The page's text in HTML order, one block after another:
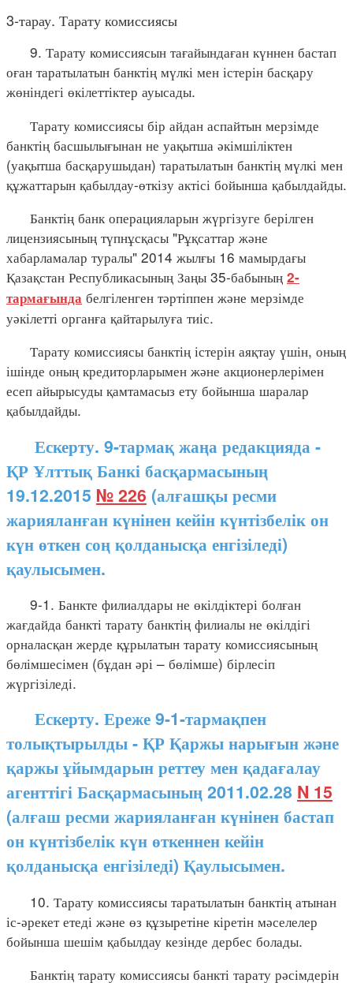
3-тарау. Тарату комиссиясы
9. Тарату комиссиясын тағайындаған күннен бастап
оған таратылатын банктің мүлкі мен істерін басқару
жөніндегі өкілеттіктер ауысады.
Тарату комиссиясы бір айдан аспайтын мерзімде
банктің басшылығынан не уақытша әкімшіліктен
(уақытша басқарушыдан) таратылатын банктің мүлкі мен
құжаттарын қабылдау-өткізу актісі бойынша қабылдайды.
Банктің банк операцияларын жүргізуге берілген
лицензиясының түпнұсқасы "Рұқсаттар және
хабарламалар туралы" 2014 жылғы 16 мамырдағы
Қазақстан Республикасының Заңы 35-бабының 2-
тармағында белгіленген тәртіппен және мерзімде
уәкілетті органға қайтарылуға тиіс.
Тарату комиссиясы банктің істерін аяқтау үшін, оның
ішінде оның кредиторларымен және акционерлерімен
есеп айырысуды қамтамасыз ету бойынша шаралар
қабылдайды.
Ескерту. 9-тармақ жаңа редакцияда -
ҚР Ұлттық Банкі басқармасының
19.12.2015 № 226 (алғашқы ресми
жарияланған күнінен кейін күнтізбелік он
күн өткен соң қолданысқа енгізіледі)
қаулысымен.
9-1. Банкте филиалдары не өкілдіктері болған
жағдайда банкті тарату банктің филиалы не өкілдігі
орналасқан жерде құрылатын тарату комиссиясының
бөлімшесімен (бұдан әрі – бөлімше) бірлесіп
жүргізіледі.
Ескерту. Ереже 9-1-тармақпен
толықтырылды - ҚР Қаржы нарығын және
қаржы ұйымдарын реттеу мен қадағалау
агенттігі Басқармасының 2011.02.28 N 15
(алғаш ресми жарияланған күнінен бастап
он күнтізбелік күн өткеннен кейін
қолданысқа енгізіледі) Қаулысымен.
10. Тарату комиссиясы таратылатын банктің атынан
іс-әрекет етеді және өз құзыретіне кіретін мәселелер
бойынша шешім қабылдау кезінде дербес болады.
Банктің тарату комиссиясы банкті тарату рәсімдерін